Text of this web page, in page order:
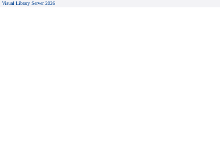
Visual Library Server 2026